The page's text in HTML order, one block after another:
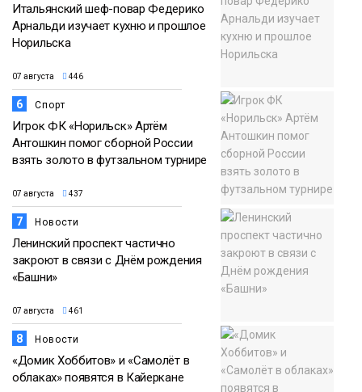
Итальянский шеф-повар Федерико
Арнальди изучает кухню и прошлое
Норильска
07 августа 446
6 Спорт
Игрок ФК «Норильск» Артём
Антошкин помог сборной России
взять золото в футзальном турнире
07 августа 437
7 Новости
Ленинский проспект частично
закроют в связи с Днём рождения
«Башни»
07 августа 461
8 Новости
«Домик Хоббитов» и «Самолёт в
облаках» появятся в Кайеркане